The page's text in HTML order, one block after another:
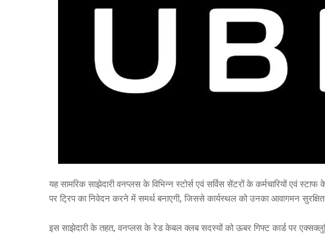
यह सामरिक साझेदारी वनप्लस के विभिन्न स्टोर्स एवं सर्विस सेंटरों के कर्मचारियों एवं
पर ट्रिप का निवेदन करने में समर्थ बनाएगी, जिससे कार्यस्थल को उनका आवागमन
इस साझेदारी के तहत, वनप्लस के रेड केबल क्लब सदस्यों को ऊबर गिफ्ट कार्ड पर